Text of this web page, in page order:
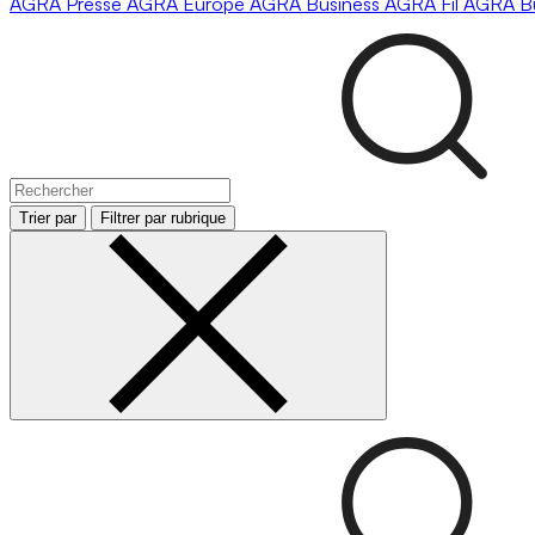
Trier par Filtrer par rubrique